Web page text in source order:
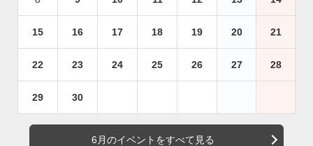
15 16 17 18 19 20 21
22 23 24 25 26 27 28
29 30
6月のイベントをすべて見る